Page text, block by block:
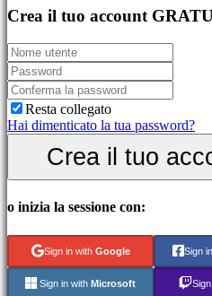
sparatutto
Community
Gameplay
Eventi
gioco
Guide
IDC
Plays
Assistenza
FAQ
Crea il tuo account
Resta collegato
Hai dimenticato la tua password?
Crea il tuo
o inizia la sessione con:
Sign in with Google Sign
Sign in with Microsoft